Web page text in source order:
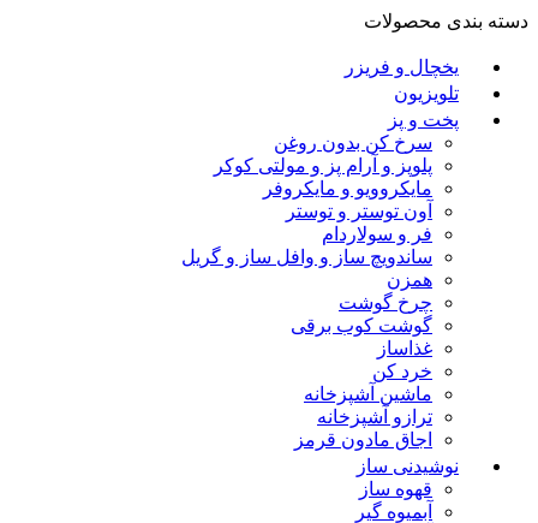
دسته بندی محصولات
یخچال و فریزر
تلویزیون
پخت و پز
سرخ کن بدون روغن
پلوپز و آرام پز و مولتی کوکر
مایکروویو و مایکروفر
آون توستر و توستر
فر و سولاردام
ساندویچ ساز و وافل ساز و گریل
همزن
چرخ گوشت
گوشت کوب برقی
غذاساز
خرد کن
ماشین آشپزخانه
ترازو آشپزخانه
اجاق مادون قرمز
نوشیدنی ساز
قهوه ساز
آبمیوه گیر